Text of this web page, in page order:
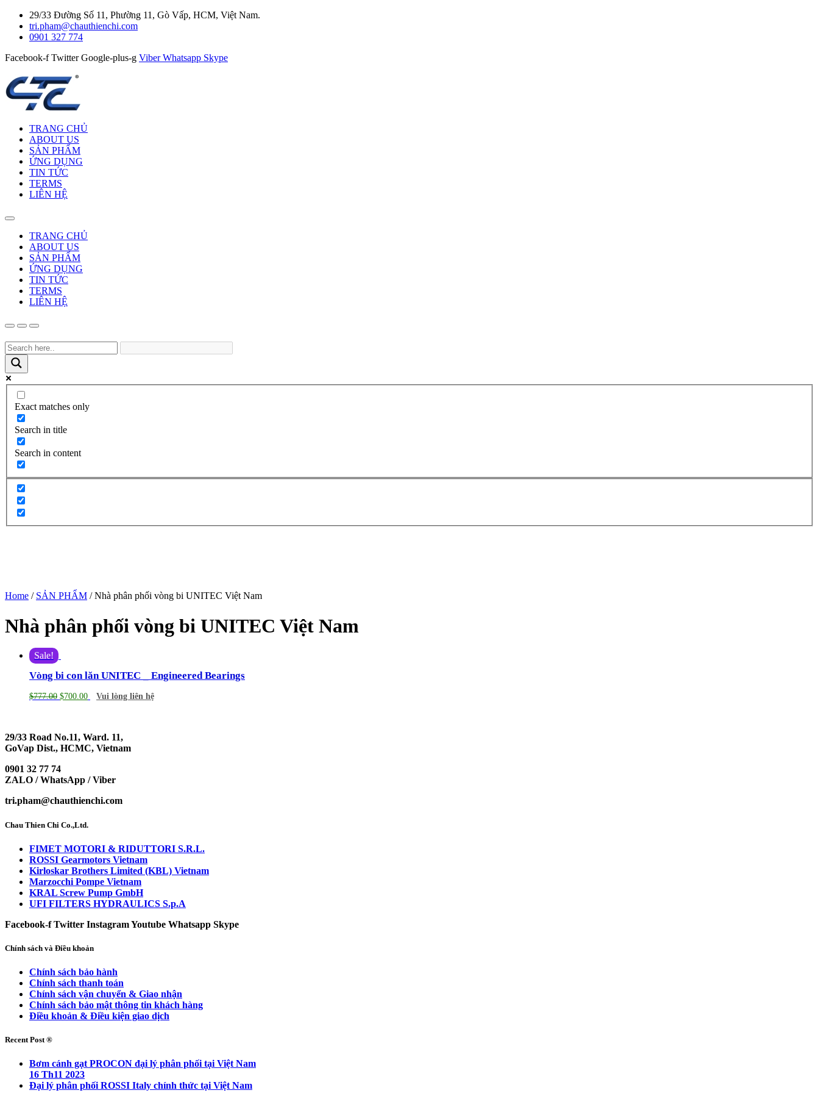
29/33 Đường Số 11, Phường 11, Gò Vấp, HCM, Việt Nam.
tri.pham@chauthienchi.com
0901 327 774
Facebook-f Twitter Google-plus-g Viber Whatsapp Skype
TRANG CHỦ
ABOUT US
SẢN PHẨM
ỨNG DỤNG
TIN TỨC
TERMS
LIÊN HỆ
TRANG CHỦ
ABOUT US
SẢN PHẨM
ỨNG DỤNG
TIN TỨC
TERMS
LIÊN HỆ
Exact matches only
Search in title
Search in content
Home / SẢN PHẨM / Nhà phân phối vòng bi UNITEC Việt Nam
Nhà phân phối vòng bi UNITEC Việt Nam
Sale!
Vòng bi con lăn UNITEC _ Engineered Bearings
$777.00 $700.00 Vui lòng liên hệ
29/33 Road No.11, Ward. 11,
GoVap Dist., HCMC, Vietnam
0901 32 77 74
ZALO / WhatsApp / Viber
tri.pham@chauthienchi.com
Chau Thien Chi Co.,Ltd.
FIMET MOTORI & RIDUTTORI S.R.L.
ROSSI Gearmotors Vietnam
Kirloskar Brothers Limited (KBL) Vietnam
Marzocchi Pompe Vietnam
KRAL Screw Pump GmbH
UFI FILTERS HYDRAULICS S.p.A
Facebook-f Twitter InstagramYoutube Whatsapp Skype
Chính sách và Điều khoản
Chính sách bảo hành
Chính sách thanh toán
Chính sách vận chuyển & Giao nhận
Chính sách bảo mật thông tin khách hàng
Điều khoản & Điều kiện giao dịch
Recent Post ®
Bơm cánh gạt PROCON đại lý phân phối tại Việt Nam
16 Th11 2023
Đại lý phân phối ROSSI Italy chính thức tại Việt Nam